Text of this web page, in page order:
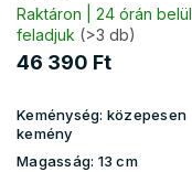
Raktáron | 24 órán belül
feladjuk (>3 db)
46 390 Ft
Keménység: közepesen
kemény
Magasság: 13 cm